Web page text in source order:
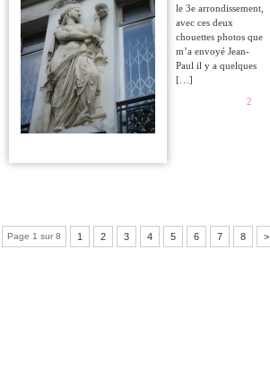
le 3e arrondissement,
avec ces deux
chouettes photos que
m’a envoyé Jean-
Paul il y a quelques
[…]
2
Page 1 sur 8 1 2 3 4 5 6 7 8 >